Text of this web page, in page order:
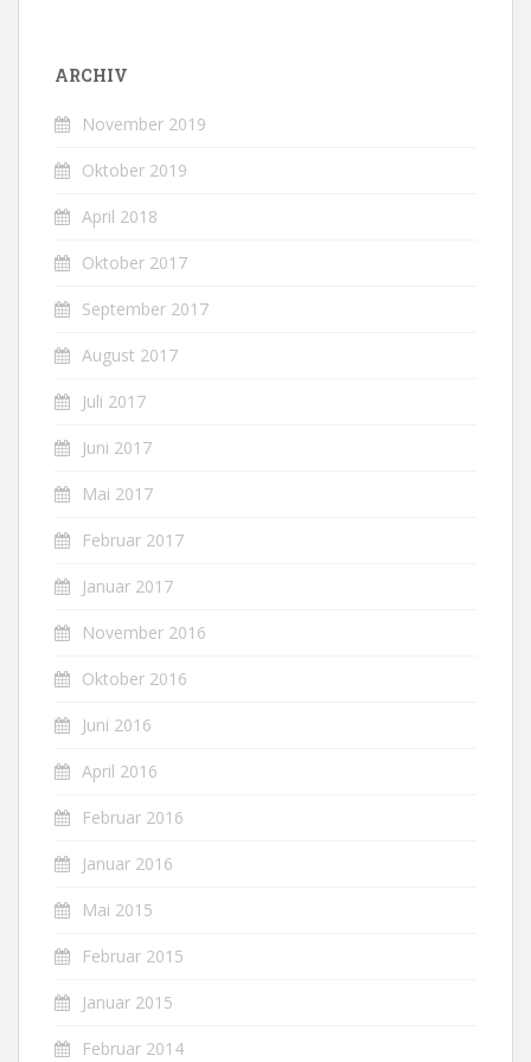
ARCHIV
November 2019
Oktober 2019
April 2018
Oktober 2017
September 2017
August 2017
Juli 2017
Juni 2017
Mai 2017
Februar 2017
Januar 2017
November 2016
Oktober 2016
Juni 2016
April 2016
Februar 2016
Januar 2016
Mai 2015
Februar 2015
Januar 2015
Februar 2014